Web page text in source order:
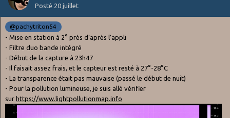
Posté 20 juillet
@pachytriton54
- Mise en station à 2° près d’après l’appli
- Filtre duo bande intégré
- Début de la capture à 23h47
- Il faisait assez frais, et le capteur est resté à 27°-28°C
- La transparence était pas mauvaise (passé le début de nuit)
- Pour la pollution lumineuse, je suis allé vérifier
sur https://www.lightpollutionmap.info